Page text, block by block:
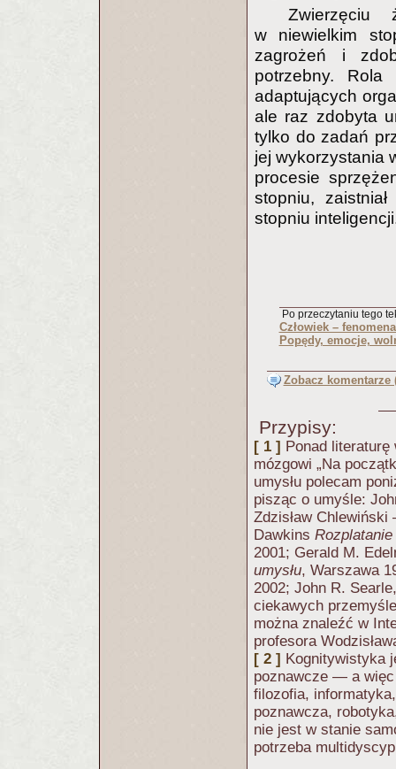
Zwierzęciu
w niewielkim
zagrożeń i
potrzebny. Rola
adaptujących
ale raz zdobyta
tylko do zadań
jej wykorzystania
procesie
stopniu,
stopniu
Po przeczytaniu tego
Człowiek –
Popędy, emocje,
Zobacz komentarze
Przypisy:
[ 1 ] Ponad
mózgowi „Na
umysłu polecam
pisząc o umyśle:
Zdzisław
Dawkins
2001; Gerald M.
umysłu, Warszawa
2002; John R.
ciekawych
można znaleźć w
profesora
[ 2 ] Kognitywistyka
poznawcze — a więc
filozofia,
poznawcza,
nie jest w stanie
potrzeba